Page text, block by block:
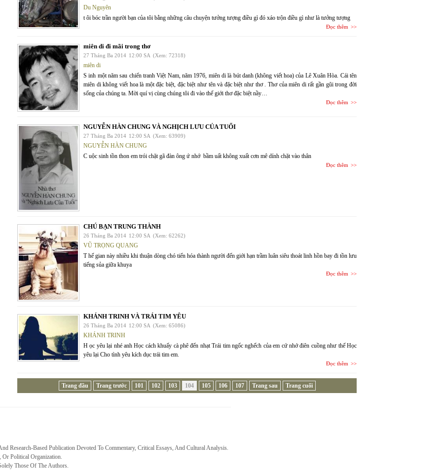
Du Nguyên
t ôi bóc trần người bạn của tôi bằng những câu chuyện tưởng tượng điều gì đó xáo trộn điều gì như là tưởng tượng
Đọc thêm
miên di đi mãi trong thơ
27 Tháng Ba 2014 12:00 SA (Xem: 72318)
miên di
S inh một năm sau chiến tranh Việt Nam, năm 1976, miên di là bút danh (không viết hoa) của Lê Xuân Hòa. Cái tên
miên di không viết hoa là một đặc biệt, đặc biệt như tên và đặc biệt như thơ . Thơ của miên di rất gần gũi trong đời
sống của chúng ta. Mời quí vị cùng chúng tôi đi vào thế giới thơ đặc biệt nầy…
Đọc thêm
NGUYỄN HÀN CHUNG VÀ NGHỊCH LƯU CỦA TUỔI
27 Tháng Ba 2014 12:00 SA (Xem: 63909)
NGUYỄN HÀN CHUNG
C uộc sinh tồn thon em trói chặt gã đàn ông ứ nhớ bầm uất không xuất cơn mê dính chặt vào thân
Đọc thêm
CHÚ BẠN TRUNG THÀNH
26 Tháng Ba 2014 12:00 SA (Xem: 62262)
VŨ TRỌNG QUANG
T hế gian này nhiều khi thuận dòng chó tiến hóa thành người đến giới hạn trầm luân siêu thoát linh hồn bay đi tồn lưu
tiếng sủa giữa khuya
Đọc thêm
KHÁNH TRINH VÀ TRÁI TIM YÊU
26 Tháng Ba 2014 12:00 SA (Xem: 65086)
KHÁNH TRINH
H ọc yêu lại nhé anh Học cách khuấy cà phê đến nhạt Trái tim ngốc nghếch của em cứ nhớ điên cuồng như thế Học
yêu lại Cho tình yêu kích dục trái tim em.
Đọc thêm
Trang đầu Trang trước 101 102 103 104 105 106 107 Trang sau Trang cuối
Research-Based Publication Devoted To Commentary, Critical Essays, And Cultural Analysis.
Political Organization.
Those Of The Authors.